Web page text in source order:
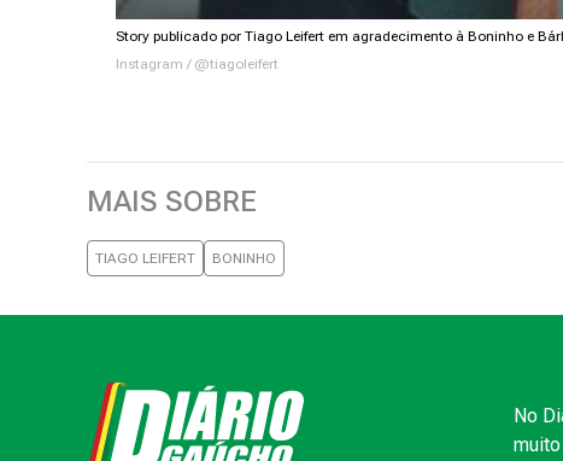
Story publicado por Tiago Leifert em agradecimento à Boninho e
Instagram / @tiagoleifert
MAIS SOBRE
TIAGO LEIFERT BONINHO
No